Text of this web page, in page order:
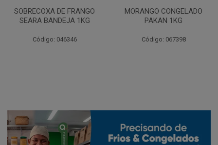
SOBRECOXA DE FRANGO
SEARA BANDEJA 1KG
Código: 046346
MORANGO CONGELADO
PAKAN 1KG
Código: 067398